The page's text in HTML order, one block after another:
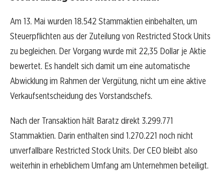
Am 13. Mai wurden 18.542 Stammaktien einbehalten, um
Steuerpflichten aus der Zuteilung von Restricted Stock Units
zu begleichen. Der Vorgang wurde mit 22,35 Dollar je Aktie
bewertet. Es handelt sich damit um eine automatische
Abwicklung im Rahmen der Vergütung, nicht um eine aktive
Verkaufsentscheidung des Vorstandschefs.
Nach der Transaktion hält Baratz direkt 3.299.771
Stammaktien. Darin enthalten sind 1.270.221 noch nicht
unverfallbare Restricted Stock Units. Der CEO bleibt also
weiterhin in erheblichem Umfang am Unternehmen beteiligt.